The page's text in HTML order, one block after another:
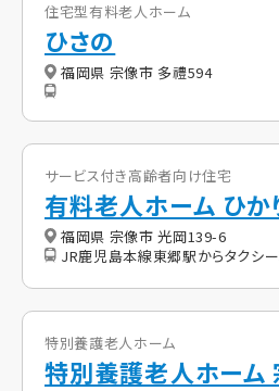
住宅型有料老人ホーム
ひさの
福岡県 宗像市 多禮594
サービス付き高齢者向け住宅
有料老人ホーム ひか
福岡県 宗像市 光岡139-6
JR鹿児島本線東郷駅からタクシ
特別養護老人ホーム
特別養護老人ホーム